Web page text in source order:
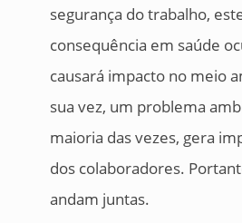
segurança do trabalho,
consequência em saúde
causará impacto no meio
sua vez, um problema
maioria das vezes, gera
dos colaboradores.
andam juntas.